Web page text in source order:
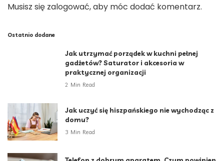
Musisz się zalogować, aby móc dodać komentarz.
Ostatnio dodane
Jak utrzymać porządek w kuchni pełnej
gadżetów? Saturator i akcesoria w
praktycznej organizacji
2 Min Read
Jak uczyć się hiszpańskiego nie wychodząc z
domu?
3 Min Read